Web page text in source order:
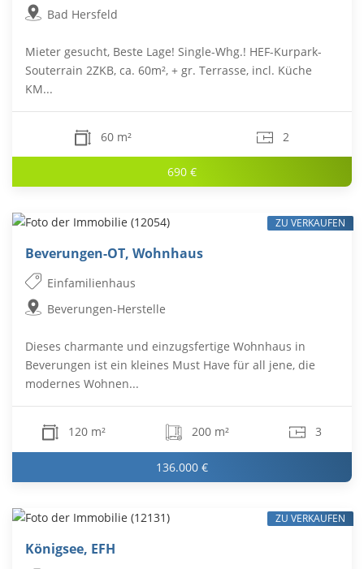
Bad Hersfeld
Mieter gesucht, Beste Lage! Single-Whg.! HEF-Kurpark-
Souterrain 2ZKB, ca. 60m², + gr. Terrasse, incl. Küche
KM...
60 m² 2
690 €
Beverungen-OT, Wohnhaus
Einfamilienhaus
Beverungen-Herstelle
Dieses charmante und einzugsfertige Wohnhaus in
Beverungen ist ein kleines Must Have für all jene, die
modernes Wohnen...
120 m² 200 m² 3
136.000 €
ZU VERKAUFEN
Königsee, EFH
ZU VERKAUFEN